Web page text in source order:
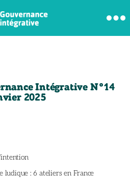
Intégrative N°14
2025
ludique : 6 ateliers en France